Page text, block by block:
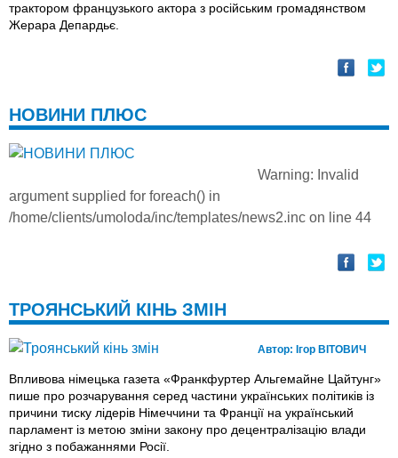
трактором французького актора з російським громадянством
Жерара Депардьє.
НОВИНИ ПЛЮС
Warning: Invalid
argument supplied for foreach() in
/home/clients/umoloda/inc/templates/news2.inc on line 44
ТРОЯНСЬКИЙ КІНЬ ЗМІН
Автор: Ігор ВІТОВИЧ
Впливова німецька газета «Франкфуртер Альгемайне Цайтунг»
пише про розчарування серед частини українських політиків iз
причини тиску лідерів Німеччини та Франції на український
парламент iз метою зміни закону про децентралізацію влади
згідно з побажаннями Росії.